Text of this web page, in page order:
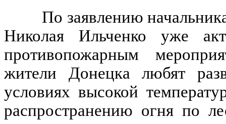
По заявлению начальника
Николая Ильченко уже
противопожарным
жители Донецка любят
условиях высокой
распространению огня по